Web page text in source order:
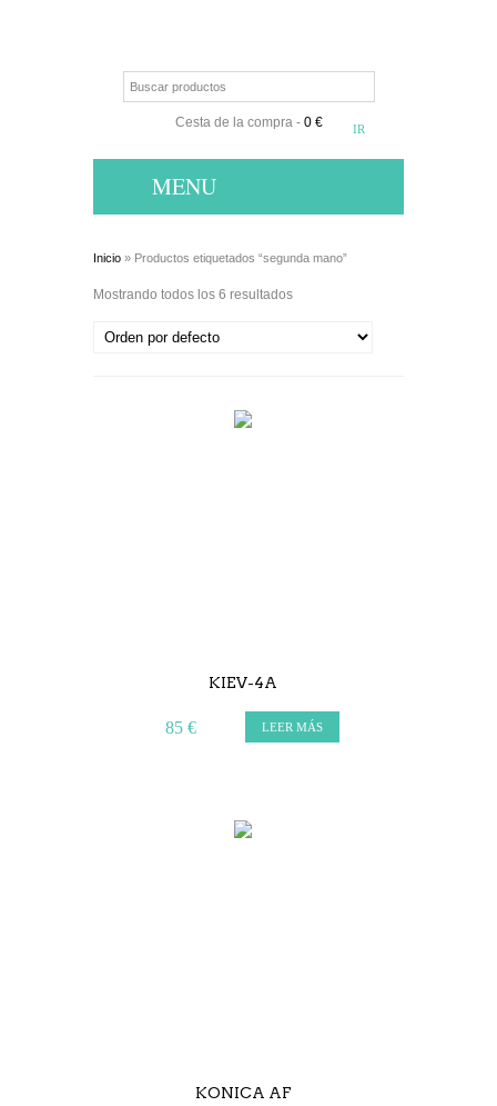
Cesta de la compra- 0 €
MENU
Inicio » Productos etiquetados “segunda mano”
Mostrando todos los 6 resultados
KIEV-4A
85 € LEER MÁS
KONICA AF